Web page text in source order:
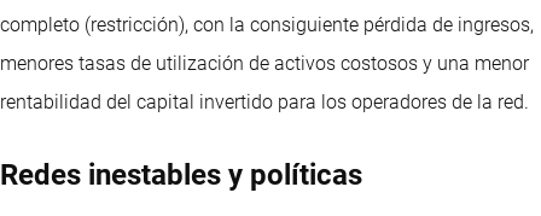
completo (restricción), con la consiguiente pérdida de ingresos,
menores tasas de utilización de activos costosos y una menor
rentabilidad del capital invertido para los operadores de la red.
Redes inestables y políticas